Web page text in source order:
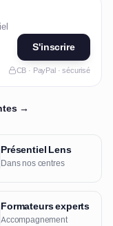
S'inscrire
CB · PayPal · sécurisé
→
Présentiel Lens
Dans nos centres
Formateurs experts
Accompagnement